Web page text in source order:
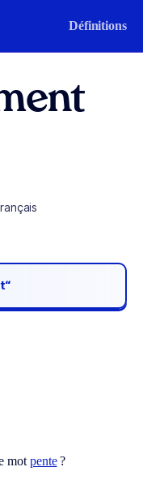
Définitions
mot pente?